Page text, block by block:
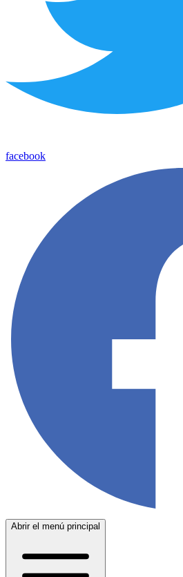
facebook
Abrir el menú principal